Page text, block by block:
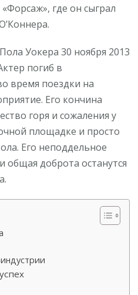
где он сыграл
Уокера 30 ноября 2013
погиб в
время поездки на
Его кончина
горя и сожаления у
площадке и просто
Его неподдельное
общая доброта останутся